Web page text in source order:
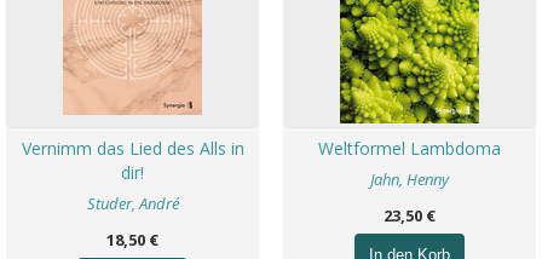
Vernimm das Lied des Alls in
dir!
Studer, André
18,50 €
Weltformel Lambdoma
Jahn, Henny
23,50 €
In den Korb